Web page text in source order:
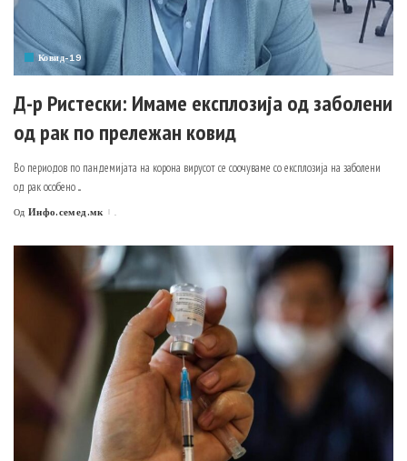
Ковид-19
Д-р Ристески: Имаме експлозија од заболени
од рак по прележан ковид
Во периодов по пандемијата на корона вирусот се соочуваме со експлозија на заболени
од рак особено...
Posted
Од Инфо.семед.мк